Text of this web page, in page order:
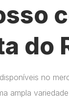
do
no
ampla